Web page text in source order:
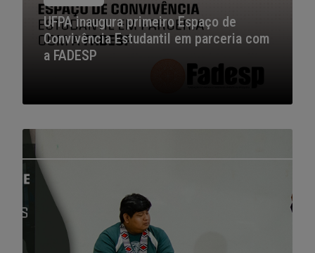
UFPA inaugura primeiro Espaço de
Convivência Estudantil em parceria com
a FADESP